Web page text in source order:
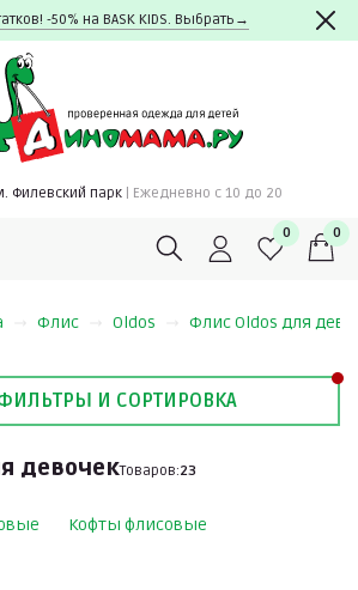
-50% на BASK KIDS. Выбрать→
Филевский парк | Ежедневно c 10 до 20
0 0
Флис Oldos Флис Oldos для
И СОРТИРОВКА
девочекТоваров:23
Кофты флисовые